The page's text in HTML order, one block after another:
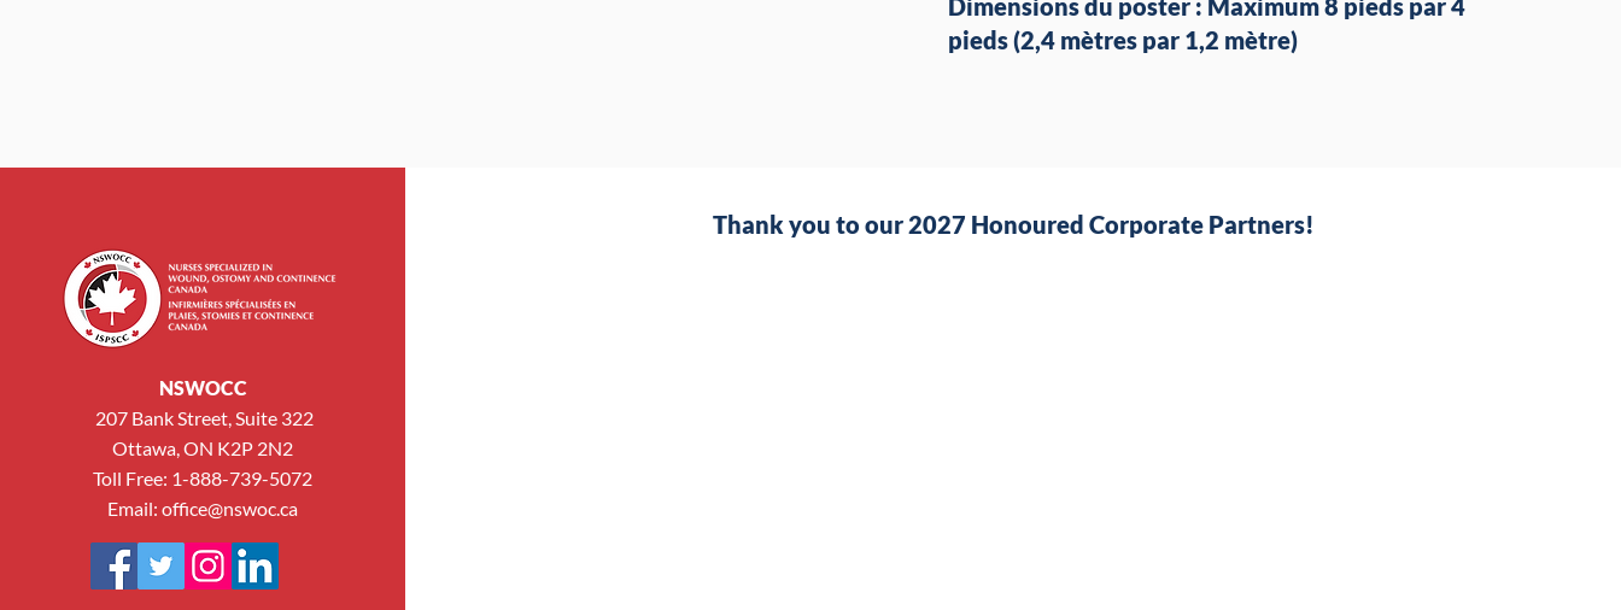
Dimensions du poster : Maximum 8 pieds par 4
pieds (2,4 mètres par 1,2 mètre)
NSWOCC
207 Bank Street, Suite 322
Ottawa, ON K2P 2N2
Toll Free: 1-888-739-5072
Email: office@nswoc.ca
Thank you to our 2027 Honoured Corporate Partners!